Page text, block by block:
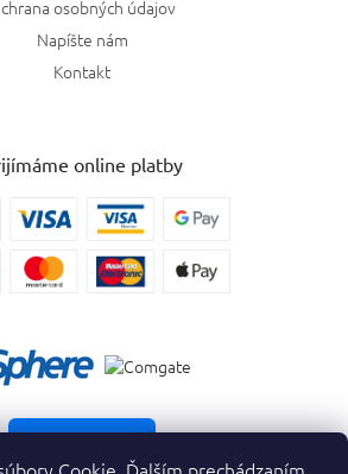
osobných údajov
Napíšte nám
Kontakt
online platby